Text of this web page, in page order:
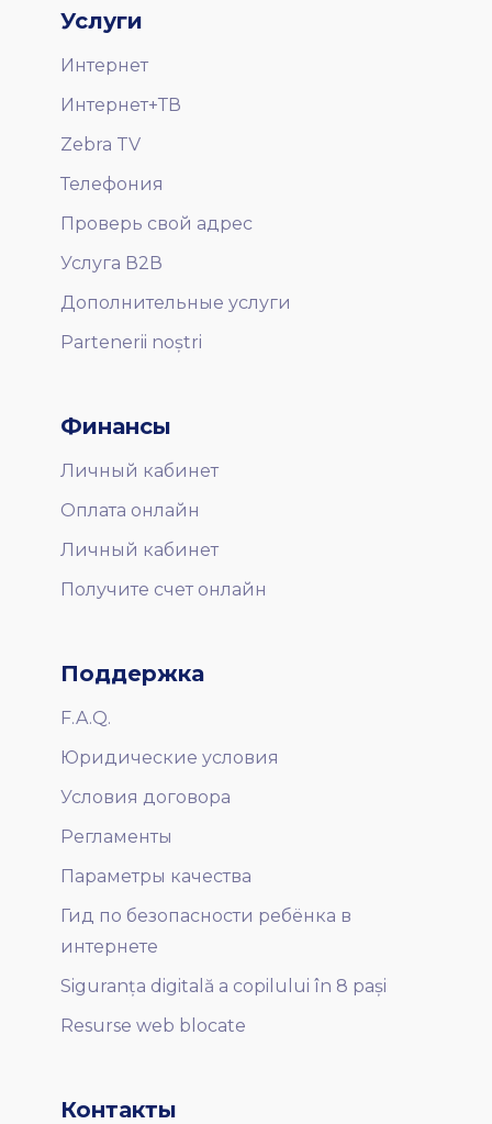
Услуги
Интернет
Интернет+ТВ
Zebra TV
Телефония
Проверь свой адрес
Услуга В2В
Дополнительные услуги
Partenerii noștri
Финансы
Личный кабинет
Оплата онлайн
Личный кабинет
Получите счет онлайн
Поддержка
F.A.Q.
Юридические условия
Условия договора
Регламенты
Параметры качества
Гид по безопасности ребёнка в
интернете
Siguranța digitală a copilului în 8 pași
Resurse web blocate
Контакты